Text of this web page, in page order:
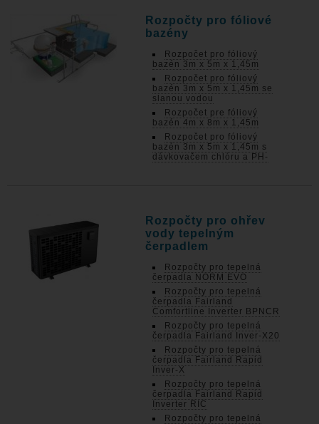
Rozpočty pro fóliové
bazény
Rozpočet pro fóliový
bazén 3m x 5m x 1,45m
Rozpočet pro fóliový
bazén 3m x 5m x 1,45m se
slanou vodou
Rozpočet pre fóliový
bazén 4m x 8m x 1,45m
Rozpočet pro fóliový
bazén 3m x 5m x 1,45m s
dávkovačem chlóru a PH-
Rozpočty pro ohřev
vody tepelným
čerpadlem
Rozpočty pro tepelná
čerpadla NORM EVO
Rozpočty pro tepelná
čerpadla Fairland
Comfortline Inverter BPNCR
Rozpočty pro tepelná
čerpadla Fairland Inver-X20
Rozpočty pro tepelná
čerpadla Fairland Rapid
Inver-X
Rozpočty pro tepelná
čerpadla Fairland Rapid
Inverter RIC
Rozpočty pro tepelná